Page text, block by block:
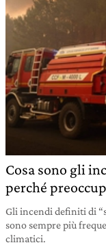
Cosa sono gli
perché
Gli incendi definiti di
sono sempre più
climatici.